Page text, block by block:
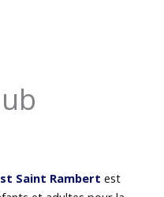
Saint Rambert est